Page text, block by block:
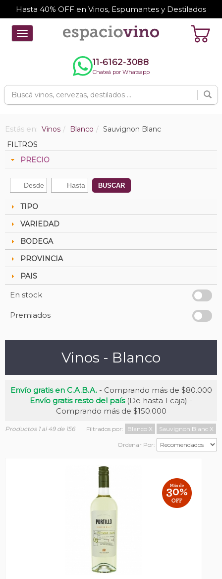
Hasta 40% OFF en Vinos, Espumantes y Destilados
Toggle
navigation
11-6162-3088
Chateá por Whatsapp
Estás en: Vinos Blanco
Sauvignon Blanc
FILTROS
PRECIO
BUSCAR
TIPO
VARIEDAD
BODEGA
PROVINCIA
PAIS
En stock
Premiados
Vinos - Blanco
Envío gratis en C.A.B.A.- Comprando más de $80.000
Envío gratis resto del país(De hasta 1 caja) -
Comprando más de $150.000
Productos 1 al 49 de 156 Filtrados por: Blanco X Sauvignon Blanc X
Ordenar Por: